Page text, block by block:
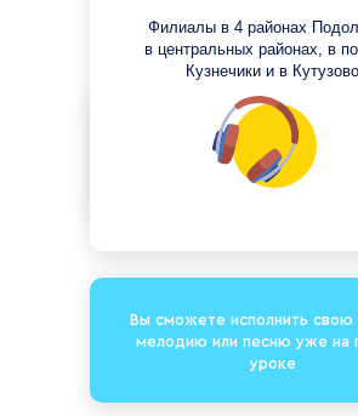
Филиалы в 4 районах
в центральных районах, в
Кузнечики и в Кутузово
Вы сможете исполнить свою
мелодию или песню уже на
уроке